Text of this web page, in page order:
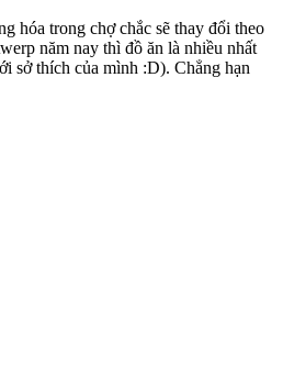
hóa trong chợ chắc sẽ thay đổi theo
năm nay thì đồ ăn là nhiều nhất
sở thích của mình :D). Chẳng hạn